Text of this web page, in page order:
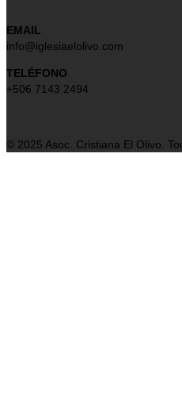
EMAIL
info@iglesiaelolivo.com
TELÉFONO
+506 7143 2494
© 2025 Asoc. Cristiana El Olivo.